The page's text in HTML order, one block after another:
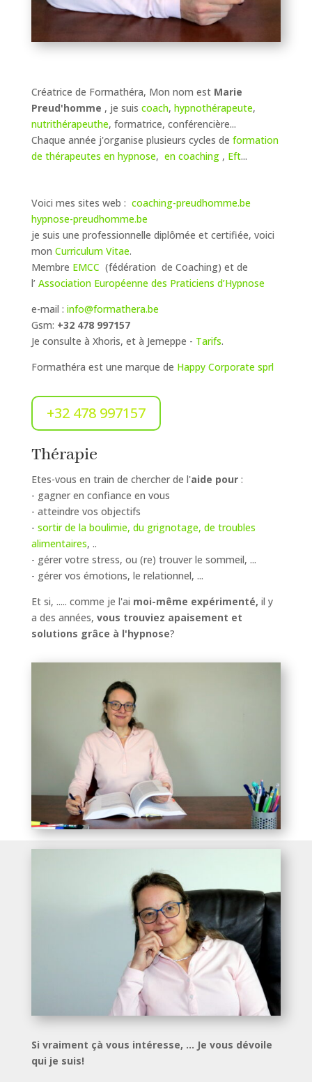
Créatrice de Formathéra, Mon nom est Marie
Preud'homme , je suis coach, hypnothérapeute,
nutrithérapeuthe, formatrice, conférencière...
Chaque année j'organise plusieurs cycles de formation
de thérapeutes en hypnose, en coaching, Eft...
Voici mes sites web : coaching-preudhomme.be
hypnose-preudhomme.be
je suis une professionnelle diplômée et certifiée, voici
mon Curriculum Vitae.
Membre EMCC (fédération de Coaching) et de
l’ Association Européenne des Praticiens d’Hypnose
e-mail : info@formathera.be
Gsm: +32 478 997157
Je consulte à Xhoris, et à Jemeppe - Tarifs.
Formathéra est une marque de Happy Corporate sprl
+32 478 997157
Thérapie
Etes-vous en train de chercher de l'aide pour:
- gagner en confiance en vous
- atteindre vos objectifs
- sortir de la boulimie, du grignotage, de troubles
alimentaires, ..
- gérer votre stress, ou (re) trouver le sommeil, ...
- gérer vos émotions, le relationnel, ...
Et si, ..... comme je l'ai moi-même expérimenté, il y
a des années, vous trouviez apaisement et
solutions grâce à l'hypnose?
Si vraiment çà vous intéresse, ... Je vous dévoile
qui je suis!